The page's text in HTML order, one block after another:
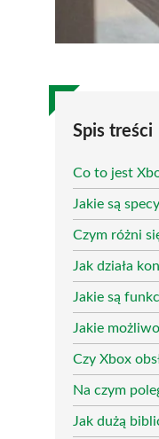
Spis treści
Co to jest
Jakie są
Czym różni
Jak działa
Jakie są
Jakie
Czy Xbox
Na czym
Jak dużą